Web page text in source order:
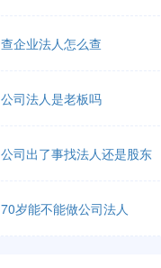
查企业法人怎么查
公司法人是老板吗
公司出了事找法人还是股东
70岁能不能做公司法人